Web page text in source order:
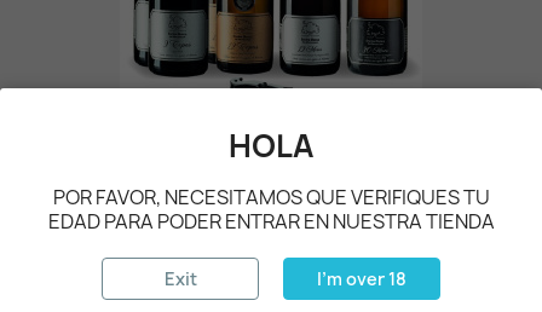
CAJA SURTIDA
74,50 €
NEU
HOLA
POR FAVOR, NECESITAMOS QUE VERIFIQUES TU
EDAD PARA PODER ENTRAR EN NUESTRA TIENDA
Exit I'm over 18